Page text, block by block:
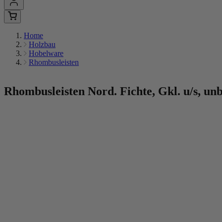
Home
Holzbau
Hobelware
Rhombusleisten
Rhombusleisten Nord. Fichte, Gkl. u/s,